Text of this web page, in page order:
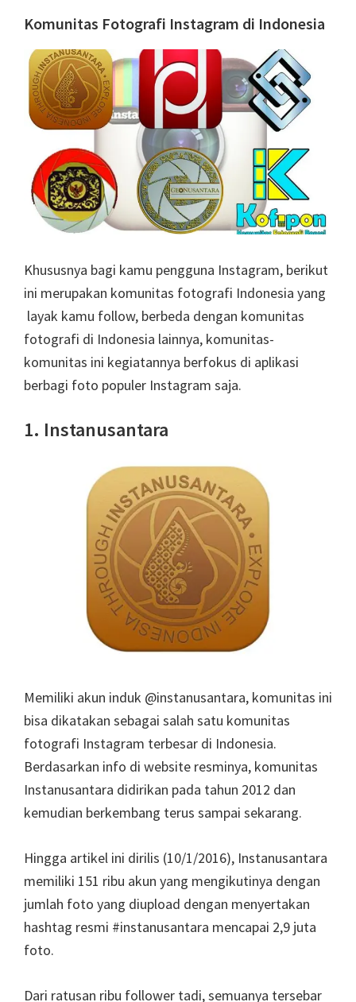
Komunitas Fotografi Instagram di Indonesia
Khususnya bagi kamu pengguna Instagram, berikut
ini merupakan komunitas fotografi Indonesia yang
layak kamu follow, berbeda dengan komunitas
fotografi di Indonesia lainnya, komunitas-
komunitas ini kegiatannya berfokus di aplikasi
berbagi foto populer Instagram saja.
1. Instanusantara
Memiliki akun induk @instanusantara, komunitas ini
bisa dikatakan sebagai salah satu komunitas
fotografi Instagram terbesar di Indonesia.
Berdasarkan info di website resminya, komunitas
Instanusantara didirikan pada tahun 2012 dan
kemudian berkembang terus sampai sekarang.
Hingga artikel ini dirilis (10/1/2016), Instanusantara
memiliki 151 ribu akun yang mengikutinya dengan
jumlah foto yang diupload dengan menyertakan
hashtag resmi #instanusantara mencapai 2,9 juta
foto.
Dari ratusan ribu follower tadi, semuanya tersebar